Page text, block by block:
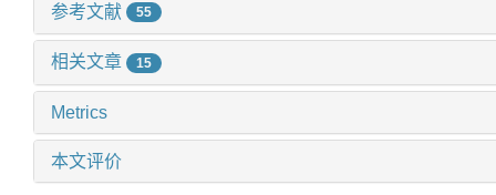
参考文献 55
相关文章 15
Metrics
本文评价